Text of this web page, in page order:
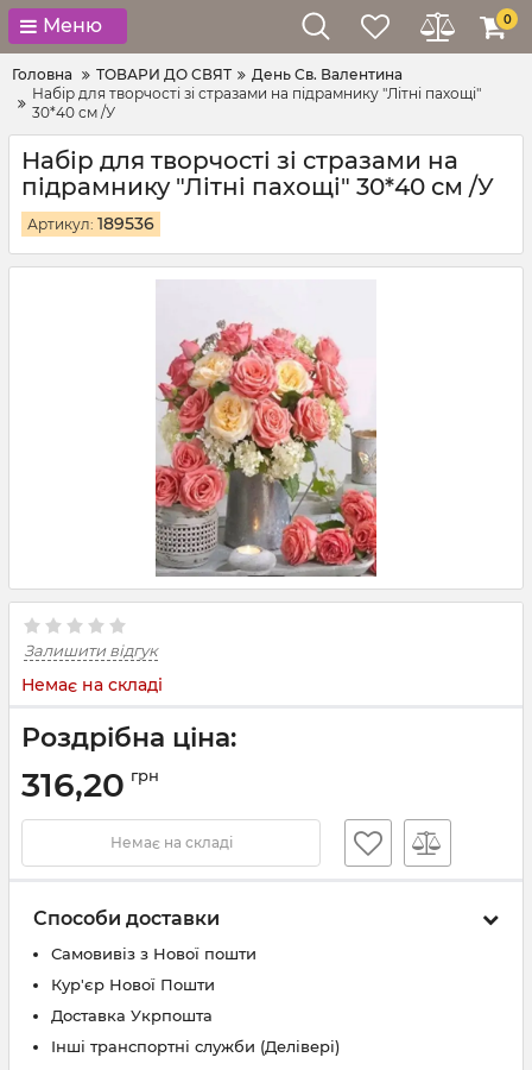
Меню 0
Головна ТОВАРИ ДО СВЯТ
День Св. Валентина
Набір для творчості зі стразами на підрамнику "Літні пахощі"
30*40 см /У
Набір для творчості зі стразами на
підрамнику "Літні пахощі" 30*40 см /У
Артикул: 189536
Залишити відгук
Немає на складі
Роздрібна ціна:
316,20 грн
Немає на складі
Способи доставки
Самовивіз з Нової пошти
Кур'єр Нової Пошти
Доставка Укрпошта
Інші транспортні служби (Делівері)